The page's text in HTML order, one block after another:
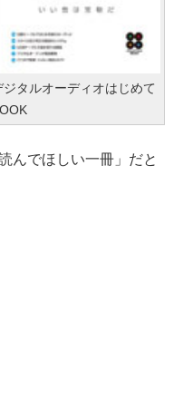
ジタルオーディオはじめて
んでほしい一冊」だと